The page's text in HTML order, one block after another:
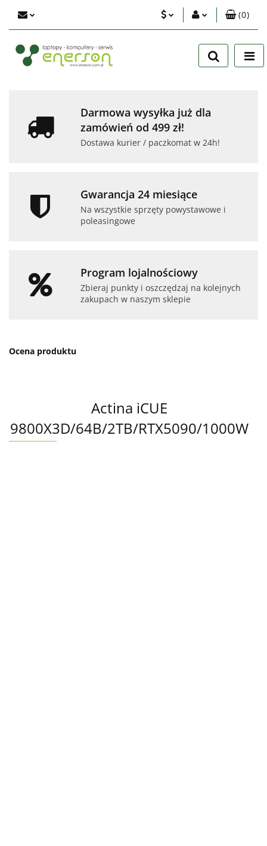
Zaloguj się
Zarejestruj się
(0)
Darmowa wysyłka już dla
zamówień od 499 zł!
Dostawa kurier / paczkomat w 24h!
Gwarancja 24 miesiące
Na wszystkie sprzęty powystawowe i
poleasingowe
Program lojalnościowy
Zbieraj punkty i oszczędzaj na kolejnych
zakupach w naszym sklepie
Ocena produktu
Actina iCUE
9800X3D/64B/2TB/RTX5090/1000W